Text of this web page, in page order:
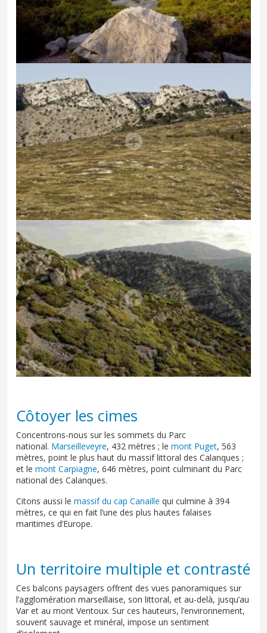
Côtoyer les cimes
Concentrons-nous sur les sommets du Parc
national. Marseilleveyre, 432 mètres ; le mont Puget, 563
mètres, point le plus haut du massif littoral des Calanques ;
et le mont Carpiagne, 646 mètres, point culminant du Parc
national des Calanques.
Citons aussi le massif du cap Canaille qui culmine à 394
mètres, ce qui en fait l’une des plus hautes falaises
maritimes d’Europe.
Un territoire multiple et contrasté
Ces balcons paysagers offrent des vues panoramiques sur
l’agglomération marseillaise, son littoral, et au-delà, jusqu’au
Var et au mont Ventoux. Sur ces hauteurs, l’environnement,
souvent sauvage et minéral, impose un sentiment